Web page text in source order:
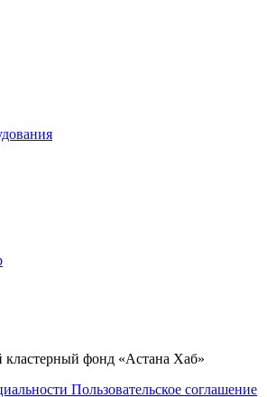
фонд «Астана Хаб»
Пользовательское соглашение